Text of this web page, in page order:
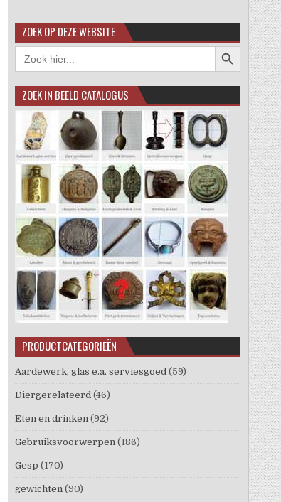
ZOEK OP DEZE WEBSITE
Zoek
naar:
Zoekknop
ZOEK IN BEELD CATALOGUS
PRODUCTCATEGORIEËN
Aardewerk, glas e.a. serviesgoed (59)
Diergerelateerd (46)
Eten en drinken (92)
Gebruiksvoorwerpen (186)
Gesp (170)
gewichten (90)